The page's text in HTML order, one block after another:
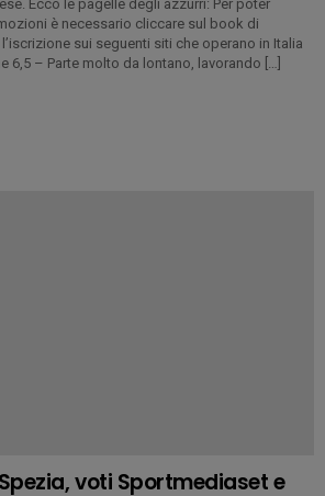
Ecco le pagelle degli azzurri: Per poter
è necessario cliccare sul book di
sui seguenti siti che operano in Italia
6,5 – Parte molto da lontano, lavorando […]
voti Sportmediaset e